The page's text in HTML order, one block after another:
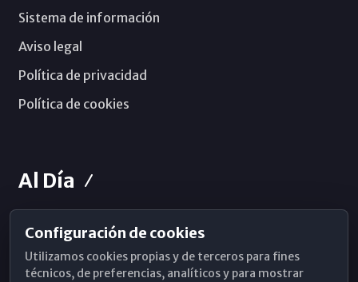
Sistema de información
Aviso legal
Política de privacidad
Política de cookies
Al Día
Horarios de Misa
Hemeroteca
Configuración de cookies
Utilizamos cookies propias y de terceros para fines
técnicos, de preferencias, analíticos y para mostrar